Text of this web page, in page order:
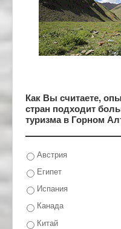
Как Вы считаете,
стран подходит
туризма в Горном
Австрия
Египет
Испания
Канада
Китай